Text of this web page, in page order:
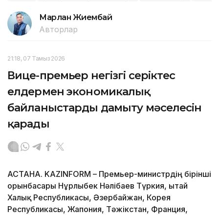
Марлан Жиембай
Авторлар
21:18, 07 Тамыз 2026
Вице-премьер негізгі серіктес
елдермен экономикалық
байланыстарды дамыту мәселесін
қарады
АСТАНА. KAZINFORM – Премьер-министрдің бірінші
орынбасары Нұрлыбек Нәлібаев Түркия, Қытай
Халық Республикасы, Әзербайжан, Корея
Республикасы, Жапония, Тәжікстан, Франция,